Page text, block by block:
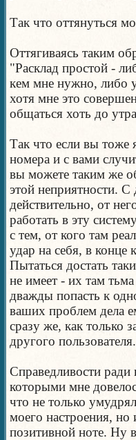
Так что оттянуться
Оттягиваясь таким
"Расклад простой -
кем мне нужно, либо
хотя мне это
общаться хоть до
Так что если вы тоже
номера и с вами
вы можете таким же
этой неприятности.
действительно, от
работать в эту
с тем, от кого там
удар на себя, в конце
Пытаться достать
не имеет - их там
дважды попасть к
ваших проблем дела
сразу же, как только
другого пользователя.
Справедливости ради
которыми мне
что не только
моего настроения,
позитивной ноте. Ну